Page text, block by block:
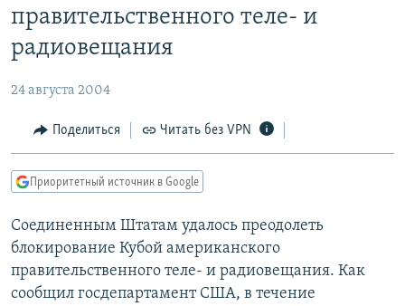
содержанию
Вернутся
главной
навигации
Вернутся
поиску
МНЕНИЯ
IDEL.РЕАЛИИ
КАВКАЗ.РЕАЛИИ
СЕВЕР.РЕАЛИИ
РАСПИСАНИЕ ВЕЩАНИЯ
ПОДПИШИТЕСЬ НА РАССЫЛКУ
правительственного теле- и
радиовещания
24 августа 2004
Поделиться Читать без VPN
Приоритетный источник в Google
Соединенным Штатам удалось преодолеть
блокирование Кубой американского
правительственного теле- и радиовещания. Как
сообщил госдепартамент США, в течение